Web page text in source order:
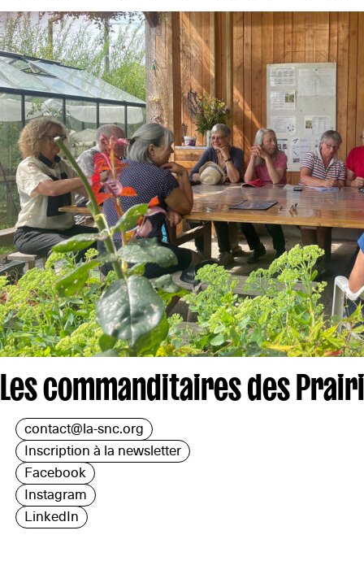
Les commanditaires des
contact@la-snc.org
Inscription à la newsletter
Facebook
Instagram
LinkedIn